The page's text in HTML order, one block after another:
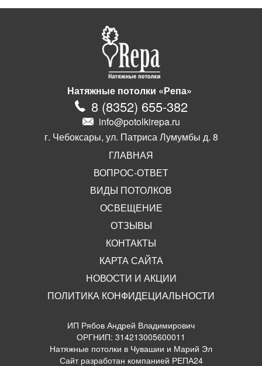
Натяжные потолки «Репа»
8 (8352) 655-382
info@potolkirepa.ru
г. Чебоксары, ул. Патриса Лумумбы д. 8
ГЛАВНАЯ
ВОПРОС-ОТВЕТ
ВИДЫ ПОТОЛКОВ
ОСВЕЩЕНИЕ
ОТЗЫВЫ
КОНТАКТЫ
КАРТА САЙТА
НОВОСТИ И АКЦИИ
ПОЛИТИКА КОНФИДЕЦИАЛЬНОСТИ
ИП Рябов Андрей Владимирович
ОРГНИП: 314213005600011
Натяжные потолки в Чувашии и Марий Эл
Сайт разработан компанией РЕПА24